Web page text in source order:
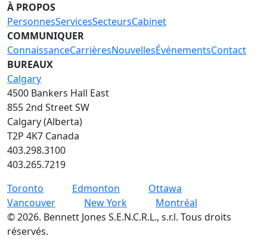
À PROPOS
PersonnesServicesSecteursCabinet
COMMUNIQUER
ConnaissanceCarrièresNouvellesÉvénementsContact
BUREAUX
Calgary
4500 Bankers Hall East
855 2nd Street SW
Calgary (Alberta)
T2P 4K7 Canada
403.298.3100
403.265.7219
Toronto
Edmonton
Ottawa
Vancouver
New York
Montréal
©2026. Bennett Jones S.E.N.C.R.L., s.r.l. Tous droits
réservés.